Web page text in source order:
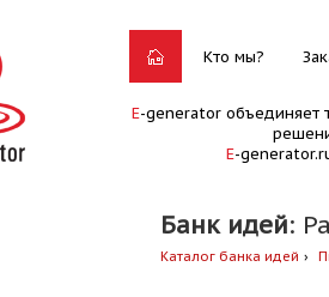
Кто мы?
E-generator объединяет
E-
Банк идей:
Каталог банка идей